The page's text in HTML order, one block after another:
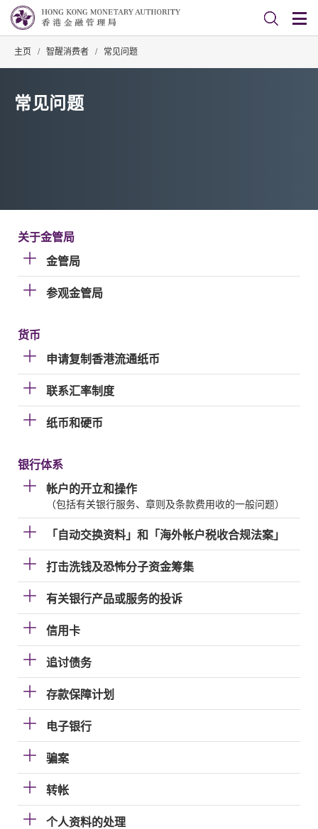
主页 / 智醒消费者 / 常见问题
常见问题
关于金管局
金管局
参观金管局
货币
申请复制香港流通纸币
联系汇率制度
纸币和硬币
银行体系
帐户的开立和操作
（包括有关银行服务、章则及条款费用收的一般问题）
「自动交换资料」和「海外帐户税收合规法案」
打击洗钱及恐怖分子资金筹集
有关银行产品或服务的投诉
信用卡
追讨债务
存款保障计划
电子银行
骗案
转帐
个人资料的处理